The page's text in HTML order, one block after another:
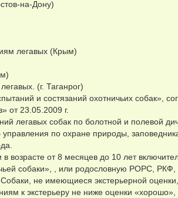
на-Дону)
легавых (Крым)
(г. Таганрог)
и состязаний охотничьих собак»,
от 23.05.2009 г.
легавых собак по болотной и полевой
по охране природы,
возрасте от 8 месяцев до 10 лет
собаки», , или родословную РОРС,
не имеющиеся экстерьерной
к экстерьеру не ниже оценки «хорошо»,